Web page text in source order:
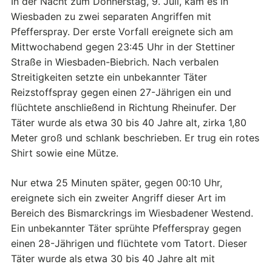
Wiesbaden zu zwei separaten Angriffen mit
Pfefferspray. Der erste Vorfall ereignete sich am
Mittwochabend gegen 23:45 Uhr in der Stettiner
Straße in Wiesbaden-Biebrich. Nach verbalen
Streitigkeiten setzte ein unbekannter Täter
Reizstoffspray gegen einen 27-Jährigen ein und
flüchtete anschließend in Richtung Rheinufer. Der
Täter wurde als etwa 30 bis 40 Jahre alt, zirka 1,80
Meter groß und schlank beschrieben. Er trug ein rotes
Shirt sowie eine Mütze.
Nur etwa 25 Minuten später, gegen 00:10 Uhr,
ereignete sich ein zweiter Angriff dieser Art im
Bereich des Bismarckrings im Wiesbadener Westend.
Ein unbekannter Täter sprühte Pfefferspray gegen
einen 28-Jährigen und flüchtete vom Tatort. Dieser
Täter wurde als etwa 30 bis 40 Jahre alt mit